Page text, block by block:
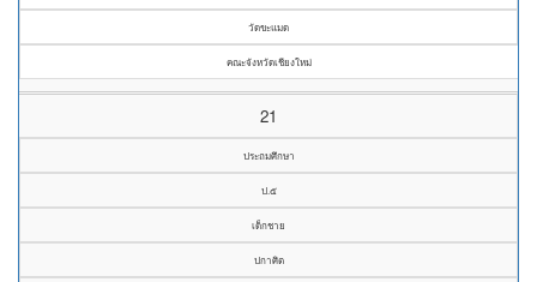
วัดขะแมด
คณะจังหวัดเชียงใหม่
21
ประถมศึกษา
ป.๕
เด็กชาย
ปกาศิต